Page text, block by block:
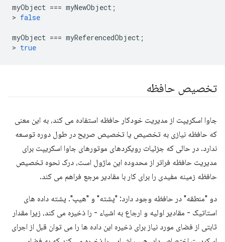
myObject === myNewObject ;
> false
myObject === myReferencedObject ;
> true
تخصیص حافظه
جاوا اسکریپت از مدیریت خودکار حافظه استفاده می کند، به این معنی
که حافظه نیازی به تخصیص یا تخصیص صریح در طول دوره توسعه
ندارد. در حالی که جزئیات رویکردهای موتورهای جاوا اسکریپت برای
مدیریت حافظه فراتر از محدوده این ماژول است، درک نحوه تخصیص
حافظه زمینه مفیدی را برای کار با مقادیر مرجع فراهم می کند.
دو "منطقه" در حافظه وجود دارد: "پشته" و "هیپ". پشته داده های
استاتیک - مقادیر اولیه و ارجاع به اشیاء - را ذخیره می کند، زیرا مقدار
ثابتی از فضای مورد نیاز برای ذخیره این داده ها را می توان قبل از اجرای